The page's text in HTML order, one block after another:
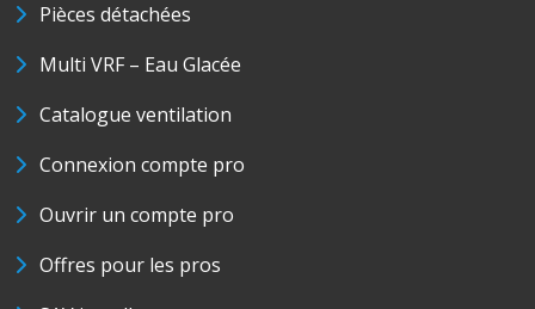
Pièces détachées
Multi VRF – Eau Glacée
Catalogue ventilation
Connexion compte pro
Ouvrir un compte pro
Offres pour les pros